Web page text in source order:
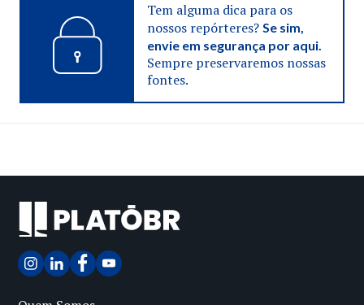
Tem alguma dica para os
nossos repórteres? Se sim,
envie em segurança por aqui.
Sempre preservaremos nossas
fontes.